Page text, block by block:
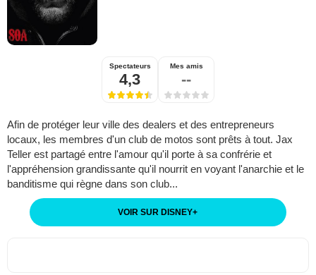
Spectateurs
4,3
Mes amis
--
Afin de protéger leur ville des dealers et des entrepreneurs
locaux, les membres d'un club de motos sont prêts à tout. Jax
Teller est partagé entre l'amour qu'il porte à sa confrérie et
l'appréhension grandissante qu'il nourrit en voyant l'anarchie et le
banditisme qui règne dans son club...
VOIR SUR DISNEY+